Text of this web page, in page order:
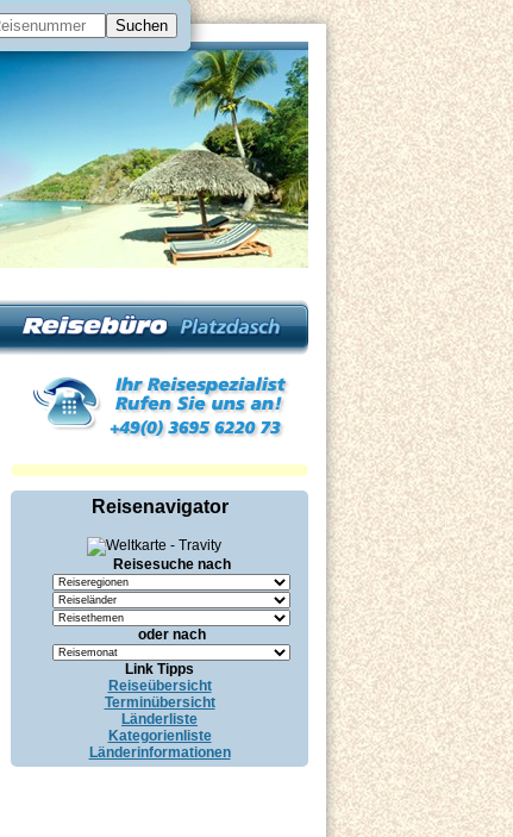
Reisenavigator
Reisesuche nach
oder nach
Link Tipps
Reiseübersicht
Terminübersicht
Länderliste
Kategorienliste
Länderinformationen